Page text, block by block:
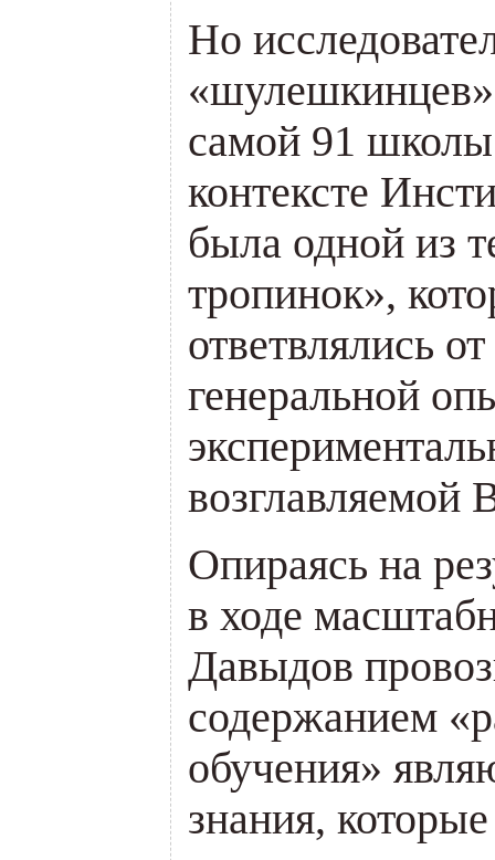
Но
«шулешкинцев»
самой 91
контексте
была одной из
тропинок»,
ответвлялись
генеральной
Опираясь на
в ходе
Давыдов
содержанием
обучения»
знания,